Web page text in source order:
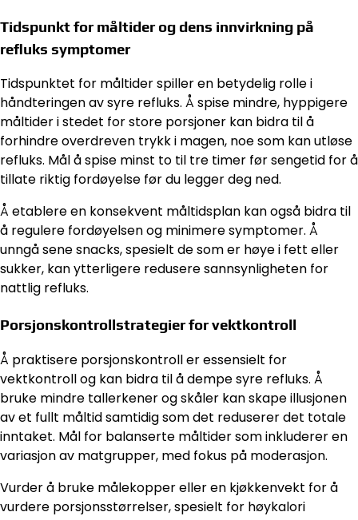
Tidspunkt for måltider og dens innvirkning på
refluks symptomer
Tidspunktet for måltider spiller en betydelig rolle i
håndteringen av syre refluks. Å spise mindre, hyppigere
måltider i stedet for store porsjoner kan bidra til å
forhindre overdreven trykk i magen, noe som kan utløse
refluks. Mål å spise minst to til tre timer før sengetid for å
tillate riktig fordøyelse før du legger deg ned.
Å etablere en konsekvent måltidsplan kan også bidra til
å regulere fordøyelsen og minimere symptomer. Å
unngå sene snacks, spesielt de som er høye i fett eller
sukker, kan ytterligere redusere sannsynligheten for
nattlig refluks.
Porsjonskontrollstrategier for vektkontroll
Å praktisere porsjonskontroll er essensielt for
vektkontroll og kan bidra til å dempe syre refluks. Å
bruke mindre tallerkener og skåler kan skape illusjonen
av et fullt måltid samtidig som det reduserer det totale
inntaket. Mål for balanserte måltider som inkluderer en
variasjon av matgrupper, med fokus på moderasjon.
Vurder å bruke målekopper eller en kjøkkenvekt for å
vurdere porsjonsstørrelser, spesielt for høykalori